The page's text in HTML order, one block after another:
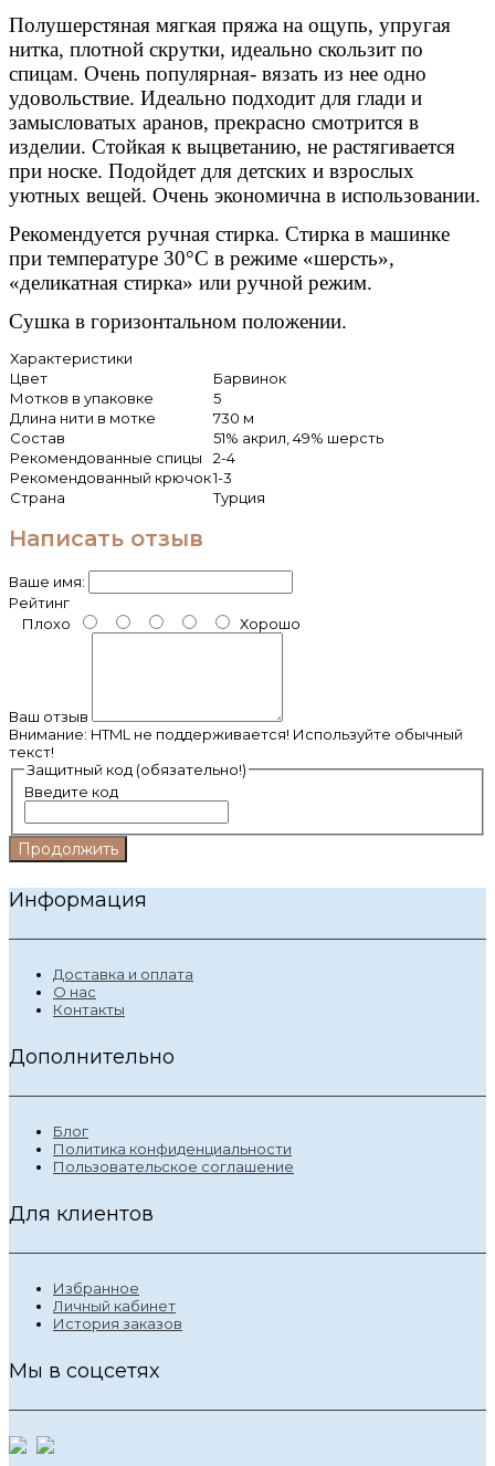
Полушерстяная мягкая пряжа на ощупь, упругая
нитка, плотной скрутки, идеально скользит по
спицам. Очень популярная- вязать из нее одно
удовольствие. Идеально подходит для глади и
замысловатых аранов, прекрасно смотрится в
изделии. Стойкая к выцветанию, не растягивается
при носке. Подойдет для детских и взрослых
уютных вещей. Очень экономична в использовании.
Рекомендуется ручная стирка. Стирка в машинке
при температуре 30°С в режиме «шерсть»,
«деликатная стирка» или ручной режим.
Сушка в горизонтальном положении.
Характеристики
Цвет
Барвинок
Мотков в упаковке
5
Длина нити в мотке
730 м
Состав
51% акрил, 49% шерсть
Рекомендованные спицы
2-4
Рекомендованный крючок1-3
Страна
Турция
Написать отзыв
Ваше имя:
Рейтинг
Плохо
Хорошо
Ваш отзыв
Внимание: HTML не поддерживается! Используйте обычный
текст!
Защитный код (обязательно!)
Введите код
Продолжить
Информация
Доставка и оплата
О нас
Контакты
Дополнительно
Блог
Политика конфиденциальности
Пользовательское соглашение
Для клиентов
Избранное
Личный кабинет
История заказов
Мы в соцсетях